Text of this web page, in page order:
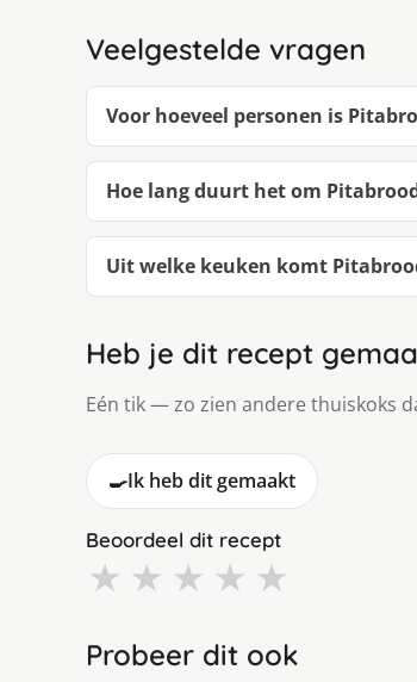
Veelgestelde vragen
Voor hoeveel personen is
Hoe lang duurt het om
Uit welke keuken komt
Heb je dit recept
Eén tik — zo zien andere thuiskoks
🍳Ik heb dit gemaakt
Beoordeel dit recept
★ ★ ★ ★ ★
Probeer dit ook